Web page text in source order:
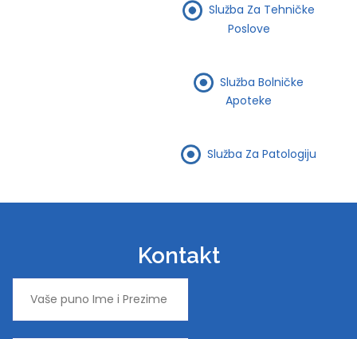
Služba Za Tehničke
Poslove
Služba Bolničke
Apoteke
Služba Za Patologiju
Kontakt